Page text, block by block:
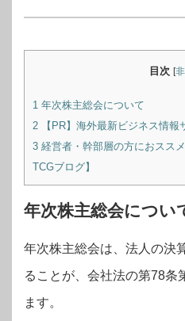
目次 [
1 年次株主総会について
2 【PR】海外最新ビジネス情報
3 経営者・幹部層の方におスス
TCGブログ】
年次株主総会につい
年次株主総会は、法人の決
ることが、会社法の第78条
ます。